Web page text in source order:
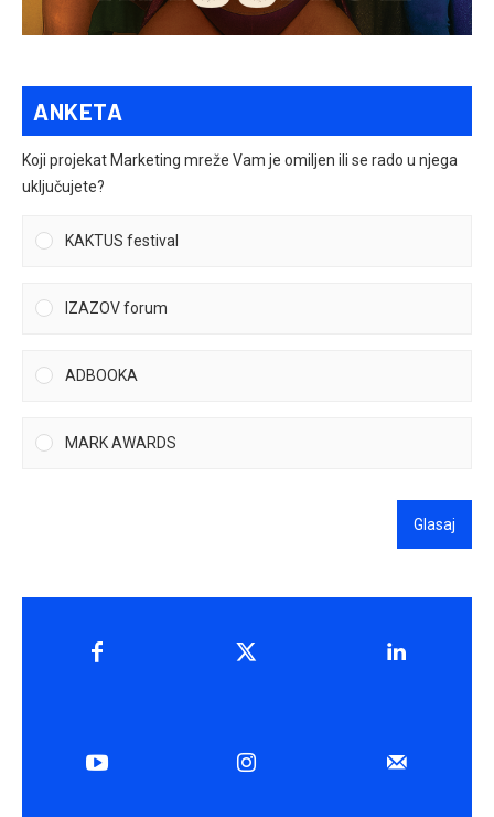
ANKETA
Koji projekat Marketing mreže Vam je omiljen ili se rado u njega
uključujete?
KAKTUS festival
IZAZOV forum
ADBOOKA
MARK AWARDS
Glasaj